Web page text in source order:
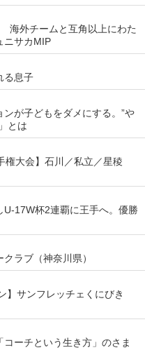
海外チームと互角以上にわた
ニサカMIP
る息子
が子どもをダメにする。”や
とは
権大会】石川／私立／星稜
U-17W杯2連覇に王手へ。優勝
ラブ（神奈川県）
】サンフレッチェくにびき
ーチという生き方」のさま